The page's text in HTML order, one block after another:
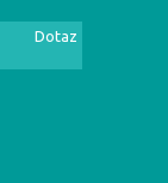
Dotaz